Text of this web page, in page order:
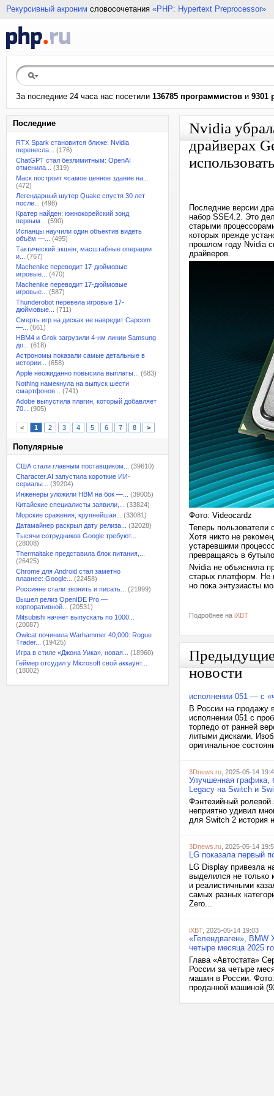
Рекурсивный акроним словосочетания «PHP: Hypertext Preprocessor»
За последние 24 часа нас посетили 136785 программистов и 9301
Последние
RTX Spark становится ближе: Nvidia
перенесла...
(176)
ChatGPT стал безлимитным: OpenAI
отменила...
(319)
Маск построит «самое ценное здание на...
(472)
Легендарный шутер Quake спустя 30 лет
после...
(498)
Кратер найден: южнокорейский зонд
первым...
(590)
Испанцы научили один объектив видеть
объём —...
(495)
Тактический экшен, масштабные операции
и...
(767)
Machenike переводит 17-дюймовые
игровые...
(470)
Machenike переводит 17-дюймовые
игровые...
(587)
Thunderobot перевела игровые 17-
дюймовые...
(711)
Смерть игр на дисках не навредит Capcom
—...
(661)
HBM4 и Grok загрузили 4-нм линии Samsung
до...
(618)
Астрономы показали самые детальные в
истории...
(658)
Apple неожиданно повысила выплаты...
(683)
Nothing намекнула на выпуск шести
смартфонов...
(741)
Adobe выпустила плагин, который добавляет
70...
(905)
< 1 2 3 4 5 6 7 8 >
Популярные
США стали главным поставщиком...
(39610)
Character.AI запустила короткие ИИ-
сериалы...
(39204)
Инженеры уложили HBM на бок —...
(39005)
Китайские специалисты заявили,...
(33824)
Морские сражения, крупнейшая...
(33081)
Датамайнер раскрыл дату релиза...
(32028)
Тысячи сотрудников Google требуют...
(28008)
Thermaltake представила блок питания,...
(26425)
Chrome для Android стал заметно
плавнее: Google...
(22458)
Россияне стали звонить и писать...
(21999)
Вышел релиз OpenIDE Pro —
корпоративной...
(20531)
Mitsubishi начнёт выпускать по 1000...
(20087)
Owlcat починила Warhammer 40,000: Rogue
Trader...
(19425)
Игра в стиле «Джона Уика», новая...
(18960)
Геймер отсудил у Microsoft свой аккаунт...
(18002)
Nvidia
драйверах
Последние версии
набор SSE4.2. Это
старыми
которых прежде
прошлом году Nvidia
драйверов.
Фото: Videocardz
Теперь пользователи
Хотя никто не
устаревшими
превращаясь в
Nvidia не объяснила
старых платформ. Не
но пока энтузиасты
Подробнее на iXBT
новости
исполнении 051 — с
В России на продажу
исполнении 051 с
торпедо от ранней
литыми дисками.
оригинальное
3Dnews.ru , 2025-05-14
Улучшенная графика,
Legacy на Switch и
Фэнтезийный
неприятно удивил
для Switch 2 история
3Dnews.ru , 2025-05-14
LG показала первый
LG Display привезла
выделился не только
и реалистичными
самых разных
Zero...
iXBT, 2025-05-14 19:03
«Гелендваген», BMW
четыре месяца 2025
Глава «Автостата»
России за четыре
машин в России.
проданной машиной